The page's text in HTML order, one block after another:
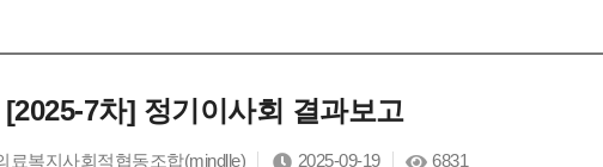
[2025-7차] 정기이사회 결과보고
료복지사회적협동조합(mindlle) 2025-09-19 6831